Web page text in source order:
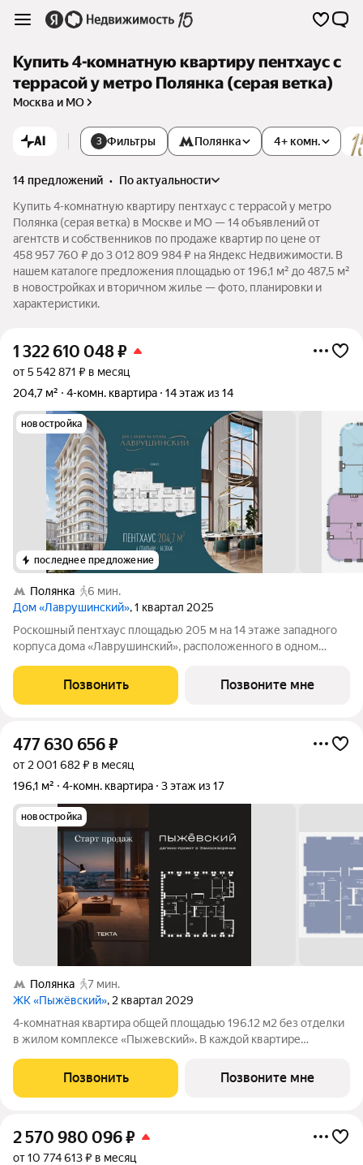
Купить 4-комнатную квартиру пентхаус с
террасой у метро Полянка (серая ветка)
Москва и МО
AI 3 Фильтры Полянка 4+ комн.
14 предложений •
по актуальности
Купить 4-комнатную квартиру пентхаус с террасой у метро
Полянка (серая ветка) в Москве и МО — 14 объявлений от
агентств и собственников по продаже квартир по цене от
458 957 760 ₽ до 3 012 809 984 ₽ на Яндекс Недвижимости. В
нашем каталоге предложения площадью от 196,1 м² до 487,5 м²
в новостройках и вторичном жилье — фото, планировки и
характеристики.
1 322 610 048₽
от 5 542 871 ₽ в месяц
204,7 м²
4-комн. квартира 14 этаж из 14
новостройка
последнее предложение
Полянка
6 мин.
Дом «Лаврушинский», 1 квартал 2025
Роскошный пентхаус площадью 205 м на 14 этаже западного
корпуса дома «Лаврушинский», расположенного в одном
площадью 1,4 гектара. Прямые виды на храм Христа Спасителя
и исторический центр
Позвонить Позвоните мне
477 630 656₽
от 2 001 682 ₽ в месяц
196,1 м²
4-комн. квартира 3 этаж из 17
новостройка
Полянка
7 мин.
ЖК «Пыжёвский», 2 квартал 2029
4-комнатная квартира общей площадью 196.12 м2 без отделки
в жилом комплексе «Пыжевский». В каждой квартире
остекление формирует визуальную связь с городом вид на
Кремль, Храм Христа Спасителя и
Позвонить Позвоните мне
2 570 980 096₽
от 10 774 613 ₽ в месяц